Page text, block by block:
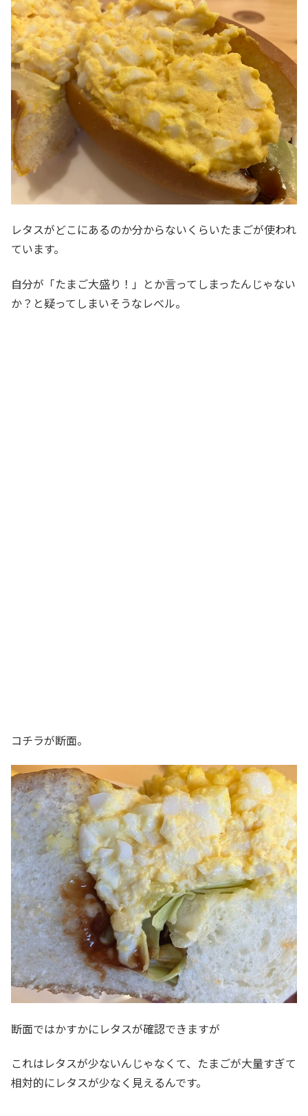
レタスがどこにあるのか分からないくらいたまごが使われ
ています。
自分が「たまご大盛り！」とか言ってしまったんじゃない
か？と疑ってしまいそうなレべル。
コチラが断面。
断面ではかすかにレタスが確認できますが
これはレタスが少ないんじゃなくて、たまごが大量すぎて
相対的にレタスが少なく見えるんです。